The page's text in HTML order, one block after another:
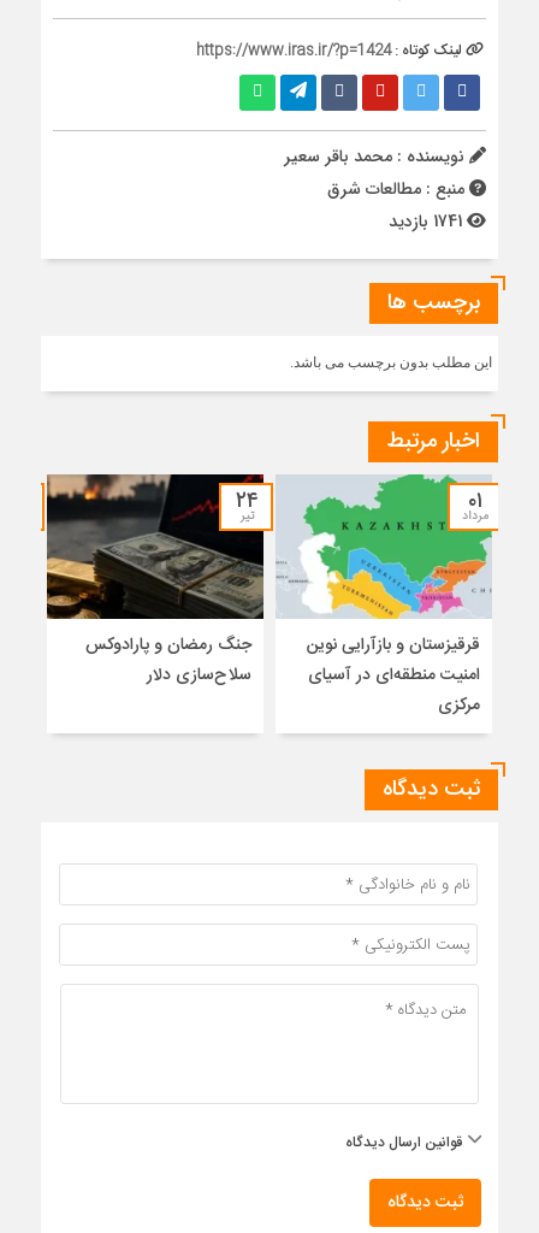
لینک کوتاه :https://www.iras.ir/?p=1424
نویسنده : محمد باقر سعیر
منبع : مطالعات شرق
برچسب ها
این مطلب بدون برچسب می باشد.
اخبار مرتبط
۰۱
مرداد
قرقیزستان و بازآرایی نوین
امنیت منطقه‌ای در آسیای
مرکزی
۲۴
تیر
جنگ رمضان و پارادوکس
سلاح‌سازی دلار
ثبت دیدگاه
قوانین ارسال دیدگاه
ثبت دیدگاه